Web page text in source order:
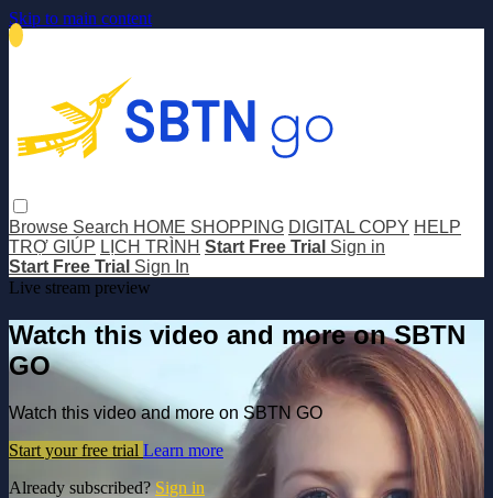
Skip to main content
Browse Search HOME SHOPPING DIGITAL COPY HELP
TRỢ GIÚP LỊCH TRÌNH Start Free Trial Sign in
Start Free Trial Sign In
Live stream preview
Watch this video and more on SBTN
GO
Watch this video and more on SBTN GO
Start your free trial Learn more
Already subscribed? Sign in